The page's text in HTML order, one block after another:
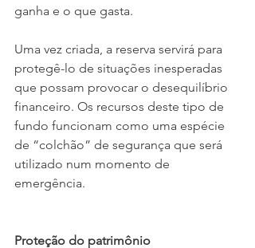
ganha e o que gasta.
Uma vez criada, a reserva servirá para
protegê-lo de situações inesperadas
que possam provocar o desequilíbrio
financeiro. Os recursos deste tipo de
fundo funcionam como uma espécie
de “colchão” de segurança que será
utilizado num momento de
emergência.
Proteção do patrimônio